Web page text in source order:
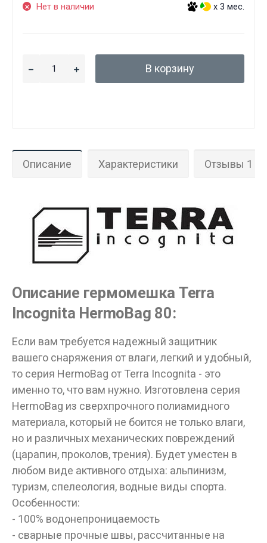
Нет в наличии x 3 мес.
В корзину
Описание Характеристики Отзывы 1
Описание гермомешка Terra
Incognita HermoBag 80:
Если вам требуется надежный защитник
вашего снаряжения от влаги, легкий и удобный,
то серия HermoBag от Terra Incognita - это
именно то, что вам нужно. Изготовлена серия
HermoBag из сверхпрочного полиамидного
материала, который не боится не только влаги,
но и различных механических повреждений
(царапин, проколов, трения). Будет уместен в
любом виде активного отдыха: альпинизм,
туризм, спелеология, водные виды спорта.
Особенности:
- 100% водонепроницаемость
- сварные прочные швы, рассчитанные на
Данные товары продаются лицам,
достигшим 18 лет!
Вам исполнилось 18 лет?
ДА НЕТ